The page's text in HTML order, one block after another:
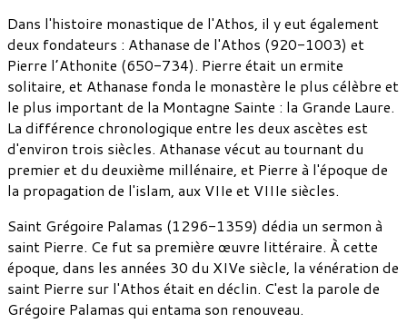
Dans l'histoire monastique de l'Athos, il y eut également
deux fondateurs : Athanase de l'Athos (920-1003) et
Pierre l’Athonite (650-734). Pierre était un ermite
solitaire, et Athanase fonda le monastère le plus célèbre et
le plus important de la Montagne Sainte : la Grande Laure.
La différence chronologique entre les deux ascètes est
d'environ trois siècles. Athanase vécut au tournant du
premier et du deuxième millénaire, et Pierre à l'époque de
la propagation de l'islam, aux VIIe et VIIIe siècles.
Saint Grégoire Palamas (1296-1359) dédia un sermon à
saint Pierre. Ce fut sa première œuvre littéraire. À cette
époque, dans les années 30 du XIVe siècle, la vénération de
saint Pierre sur l'Athos était en déclin. C'est la parole de
Grégoire Palamas qui entama son renouveau.